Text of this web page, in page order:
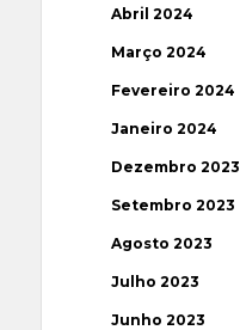
Abril 2024
Março 2024
Fevereiro 2024
Janeiro 2024
Dezembro 2023
Setembro 2023
Agosto 2023
Julho 2023
Junho 2023